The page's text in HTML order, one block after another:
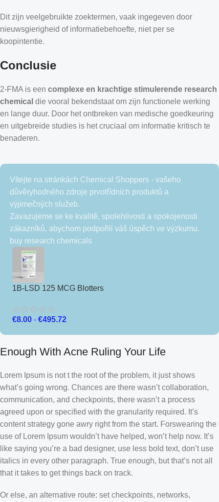
Dit zijn veelgebruikte zoektermen, vaak ingegeven door
nieuwsgierigheid of informatiebehoefte, niet per se
koopintentie.
Conclusie
2-FMA is een complexe en krachtige stimulerende research
chemical die vooral bekendstaat om zijn functionele werking
en lange duur. Door het ontbreken van medische goedkeuring
en uitgebreide studies is het cruciaal om informatie kritisch te
benaderen.
Vítejte na stránkách Chemical Shoppers - vašeho
důvěryhodného zdroje prvotřídních produktů a
výjimečných služeb.
Zavazujeme se ke kvalitě, spolehlivosti a spokojenosti
zákazníků, abychom podpořili váš úspěch ve výzkumu.
buy research chemicals
1B-LSD 125 MCG Blotters
€8.00 - €495.72
Enough With Acne Ruling Your Life
Lorem Ipsum is not t the root of the problem, it just shows
what’s going wrong. Chances are there wasn’t collaboration,
communication, and checkpoints, there wasn’t a process
agreed upon or specified with the granularity required. It’s
content strategy gone awry right from the start. Forswearing the
use of Lorem Ipsum wouldn’t have helped, won’t help now. It’s
like saying you’re a bad designer, use less bold text, don’t use
italics in every other paragraph. True enough, but that’s not all
that it takes to get things back on track.
Or else, an alternative route: set checkpoints, networks,